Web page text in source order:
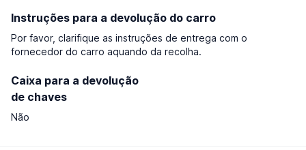
Instruções para a devolução do carro
Por favor, clarifique as instruções de entrega com o
fornecedor do carro aquando da recolha.
Caixa para a devolução
de chaves
Não